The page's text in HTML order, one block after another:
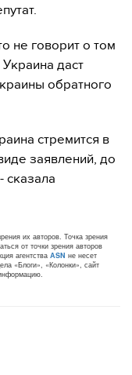
не говорит о том
Украина даст
обратного
стремится в
заявлений, до
сказала
их авторов. Точка зрения
от точки зрения авторов
агентства ASN не несет
«Блоги», «Колонки», сайт